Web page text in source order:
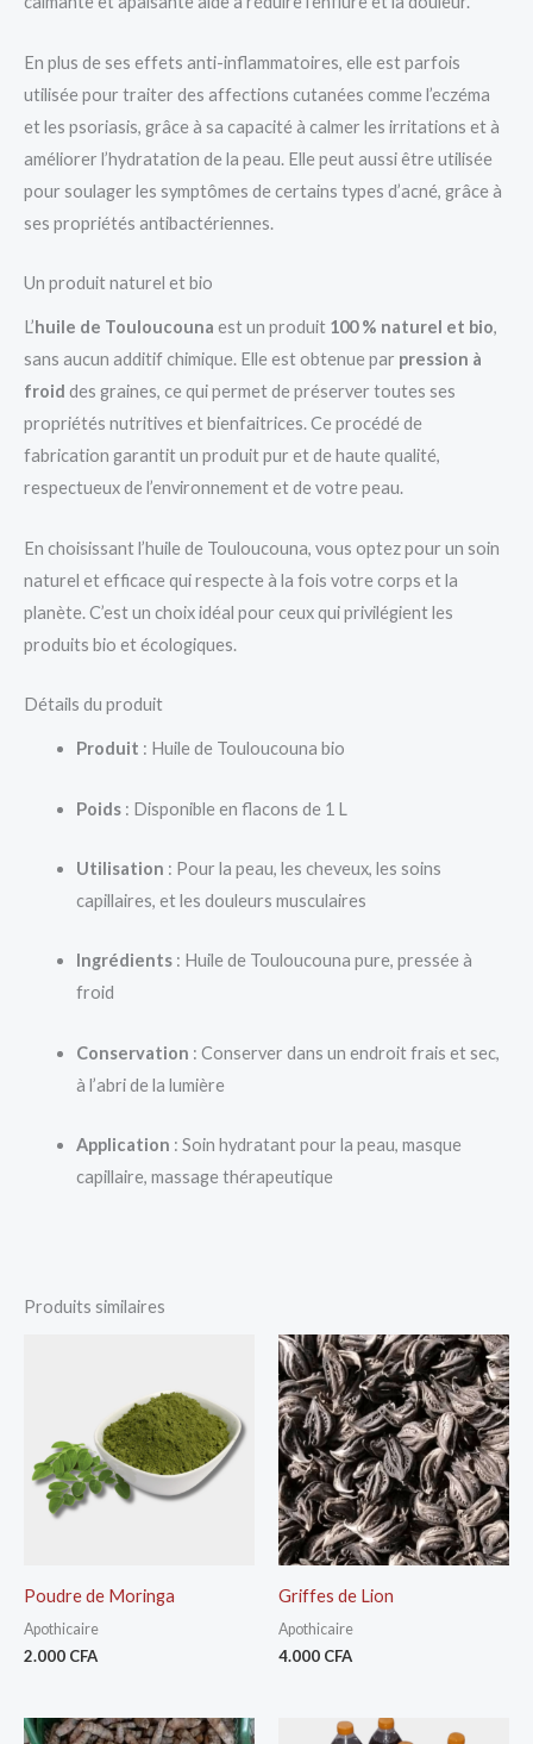
En plus de ses effets anti-inflammatoires, elle est parfois
utilisée pour traiter des affections cutanées comme l’eczéma
et les psoriasis, grâce à sa capacité à calmer les irritations et à
améliorer l’hydratation de la peau. Elle peut aussi être utilisée
pour soulager les symptômes de certains types d’acné, grâce à
ses propriétés antibactériennes.
Un produit naturel et bio
L’huile de Touloucouna est un produit 100 % naturel et bio,
sans aucun additif chimique. Elle est obtenue par pression à
froid des graines, ce qui permet de préserver toutes ses
propriétés nutritives et bienfaitrices. Ce procédé de
fabrication garantit un produit pur et de haute qualité,
respectueux de l’environnement et de votre peau.
En choisissant l’huile de Touloucouna, vous optez pour un soin
naturel et efficace qui respecte à la fois votre corps et la
planète. C’est un choix idéal pour ceux qui privilégient les
produits bio et écologiques.
Détails du produit
Produit : Huile de Touloucouna bio
Poids: Disponible en flacons de 1 L
Utilisation : Pour la peau, les cheveux, les soins
capillaires, et les douleurs musculaires
Ingrédients: Huile de Touloucouna pure, pressée à
froid
Conservation : Conserver dans un endroit frais et sec,
à l’abri de la lumière
Application : Soin hydratant pour la peau, masque
capillaire, massage thérapeutique
Produits similaires
Poudre de Moringa
Apothicaire
2.000 CFA
Griffes de Lion
Apothicaire
4.000 CFA